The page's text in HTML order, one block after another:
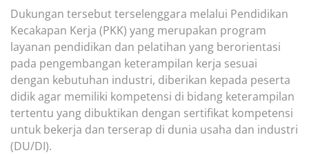
Dukungan tersebut terselenggara melalui Pendidikan
Kecakapan Kerja (PKK) yang merupakan program
layanan pendidikan dan pelatihan yang berorientasi
pada pengembangan keterampilan kerja sesuai
dengan kebutuhan industri, diberikan kepada peserta
didik agar memiliki kompetensi di bidang keterampilan
tertentu yang dibuktikan dengan sertifikat kompetensi
untuk bekerja dan terserap di dunia usaha dan industri
(DU/DI).